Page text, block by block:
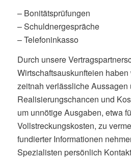
– Bonitätsprüfungen
– Schuldnergespräche
– Telefoninkasso
Durch unsere
Wirtschaftsauskunfteien
zeitnah verlässliche Aussagen
Realisierungschancen und
um unnötige Ausgaben, etwa
Vollstreckungskosten, zu
fundierter Informationen
Spezialisten persönlich